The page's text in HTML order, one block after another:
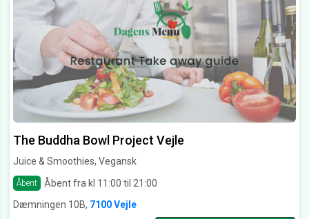
The Buddha Bowl Project Vejle
Juice & Smoothies, Vegansk
Åbent
Åbent fra kl 11:00 til 21:00
Dæmningen 10B, 7100 Vejle